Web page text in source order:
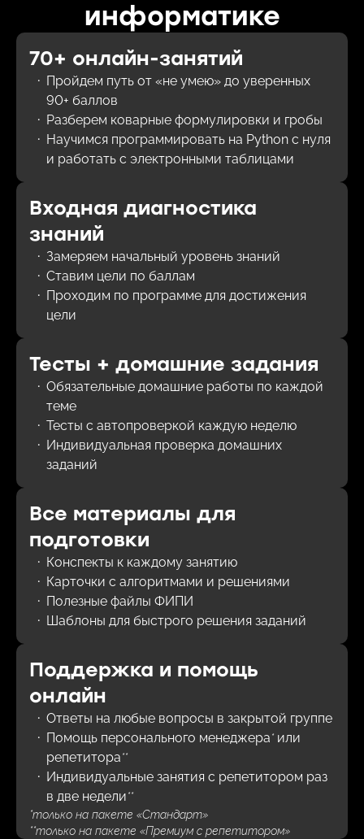
информатике
70+ онлайн-занятий
Пройдем путь от «не умею» до уверенных
90+ баллов
Разберем коварные формулировки и гробы
Научимся программировать на Python с нуля
и работать с электронными таблицами
Входная диагностика
знаний
Замеряем начальный уровень знаний
Ставим цели по баллам
Проходим по программе для достижения
цели
Тесты + домашние задания
Обязательные домашние работы по каждой
теме
Тесты с автопроверкой каждую неделю
Индивидуальная проверка домашних
заданий
Все материалы для
подготовки
Конспекты к каждому занятию
Карточки с алгоритмами и решениями
Полезные файлы ФИПИ
Шаблоны для быстрого решения заданий
Поддержка и помощь
онлайн
Ответы на любые вопросы в закрытой группе
Помощь персонального менеджера*или
репетитора**
Индивидуальные занятия с репетитором раз
в две недели**
*только на пакете «Стандарт»
**только на пакете «Премиум с репетитором»